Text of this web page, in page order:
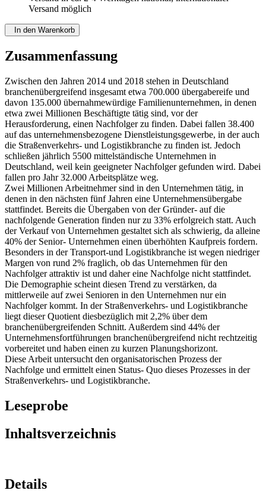
Versand möglich
In den Warenkorb
Zusammenfassung
Zwischen den Jahren 2014 und 2018 stehen in Deutschland
branchenübergreifend insgesamt etwa 700.000 übergabereife und
davon 135.000 übernahmewürdige Familienunternehmen, in denen
etwa zwei Millionen Beschäftigte tätig sind, vor der
Herausforderung, einen Nachfolger zu finden. Dabei fallen 38.400
auf das unternehmensbezogene Dienstleistungsgewerbe, in der auch
die Straßenverkehrs- und Logistikbranche zu finden ist. Jedoch
schließen jährlich 5500 mittelständische Unternehmen in
Deutschland, weil kein geeigneter Nachfolger gefunden wird. Dabei
fallen pro Jahr 32.000 Arbeitsplätze weg.
Zwei Millionen Arbeitnehmer sind in den Unternehmen tätig, in
denen in den nächsten fünf Jahren eine Unternehmensübergabe
stattfindet. Bereits die Übergaben von der Gründer- auf die
nachfolgende Generation finden nur zu 33% erfolgreich statt. Auch
der Verkauf von Unternehmen gestaltet sich als schwierig, da alleine
40% der Senior- Unternehmen einen überhöhten Kaufpreis fordern.
Besonders in der Transport-und Logistikbranche ist wegen niedriger
Margen von rund 2% fraglich, ob das Unternehmen für den
Nachfolger attraktiv ist und daher eine Nachfolge nicht stattfindet.
Die Demographie scheint diesen Trend zu verstärken, da
mittlerweile auf zwei Senioren in den Unternehmen nur ein
Nachfolger kommt. In der Straßenverkehrs- und Logistikbranche
liegt dieser Quotient diesbezüglich mit 2,2% über dem
branchenübergreifenden Schnitt. Außerdem sind 44% der
Unternehmensfortführungen branchenübergreifend nicht rechtzeitig
vorbereitet und haben einen zu kurzen Planungshorizont.
Diese Arbeit untersucht den organisatorischen Prozess der
Nachfolge und ermittelt einen Status- Quo dieses Prozesses in der
Straßenverkehrs- und Logistikbranche.
Leseprobe
Inhaltsverzeichnis
Details